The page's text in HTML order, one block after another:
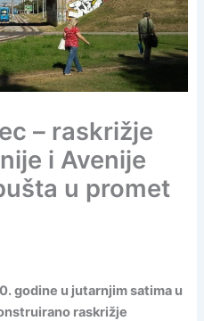
– raskrižje
i Avenije
u promet
godine u jutarnjim satima u
raskrižje